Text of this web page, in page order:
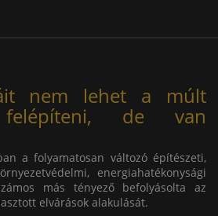
nem lehet a múlt
felépíteni, de van
a folyamatosan változó építészeti,
energiahatékonysági
más tényező befolyásolta az
elvárások alakulását.